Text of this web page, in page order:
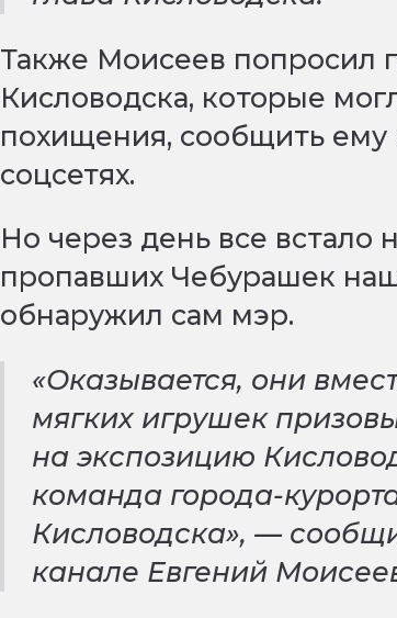
Также Моисеев попросил
Кисловодска, которые
похищения, сообщить ему
соцсетях.
Но через день все встало
пропавших Чебурашек
обнаружил сам мэр.
«Оказывается, они
мягких игрушек
на экспозицию
команда города-
Кисловодска», —
канале Евгений